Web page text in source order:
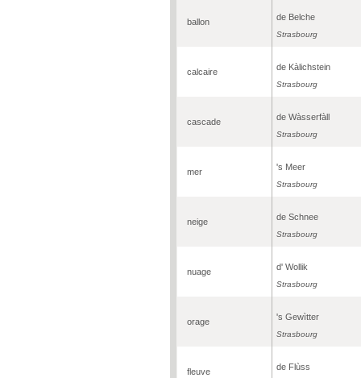
ballon de Belche
Strasbourg
calcaire de Kàlichstein
Strasbourg
cascade de Wàsserfàll
Strasbourg
mer 's Meer
Strasbourg
neige de Schnee
Strasbourg
nuage d' Wollik
Strasbourg
orage 's Gewìtter
Strasbourg
fleuve de Flùss